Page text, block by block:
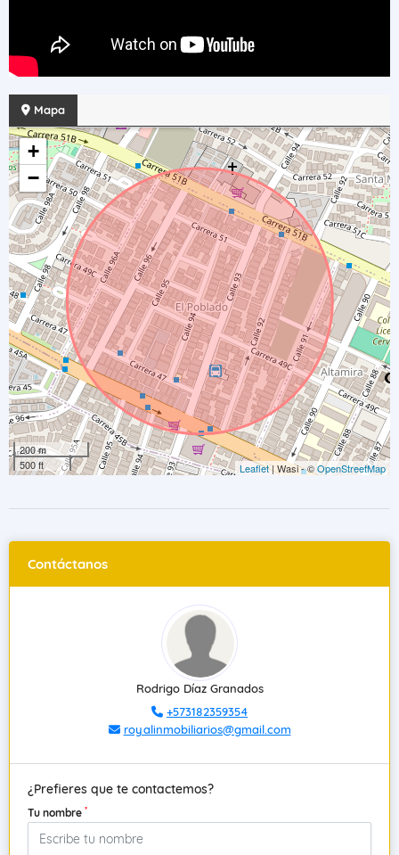
Mapa
+
−
200 m
500 ft
Leaflet| Wasi - ©OpenStreetMap
Contáctanos
Rodrigo Díaz Granados
+573182359354
royalinmobiliarios@gmail.com
¿Prefieres que te contactemos?
Tu nombre *